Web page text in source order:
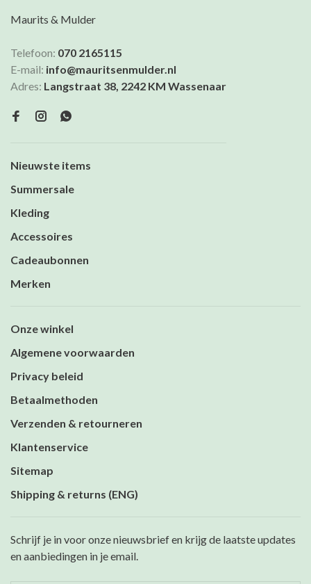
Maurits & Mulder
Telefoon: 070 2165115
E-mail: info@mauritsenmulder.nl
Adres: Langstraat 38, 2242 KM Wassenaar
Nieuwste items
Summersale
Kleding
Accessoires
Cadeaubonnen
Merken
Onze winkel
Algemene voorwaarden
Privacy beleid
Betaalmethoden
Verzenden & retourneren
Klantenservice
Sitemap
Shipping & returns (ENG)
Schrijf je in voor onze nieuwsbrief en krijg de laatste updates
en aanbiedingen in je email.